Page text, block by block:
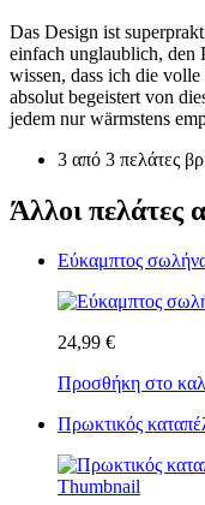
Das Design ist
einfach unglaublich, den
wissen, dass ich die
absolut begeistert von
jedem nur wärmstens
3 από 3 πελάτες
Άλλοι πελάτες
Εύκαμπτος
24,99 €
Προσθήκη στο
Πρωκτικός